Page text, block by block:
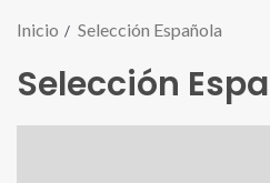
Inicio Selección Española
Selección